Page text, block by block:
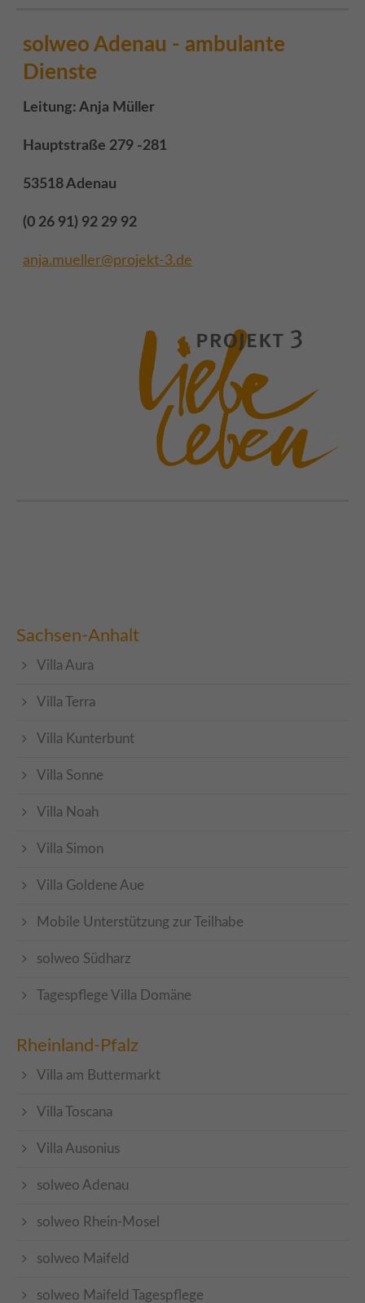
solweo Adenau - ambulante
Dienste
Leitung: Anja Müller
Hauptstraße 279 -281
53518 Adenau
(0 26 91) 92 29 92
anja.mueller@projekt-3.de
Sachsen-Anhalt
Villa Aura
Villa Terra
Villa Kunterbunt
Villa Sonne
Villa Noah
Villa Simon
Villa Goldene Aue
Mobile Unterstützung zur Teilhabe
solweo Südharz
Tagespflege Villa Domäne
Rheinland-Pfalz
Villa am Buttermarkt
Villa Toscana
Villa Ausonius
solweo Adenau
solweo Rhein-Mosel
solweo Maifeld
solweo Maifeld Tagespflege